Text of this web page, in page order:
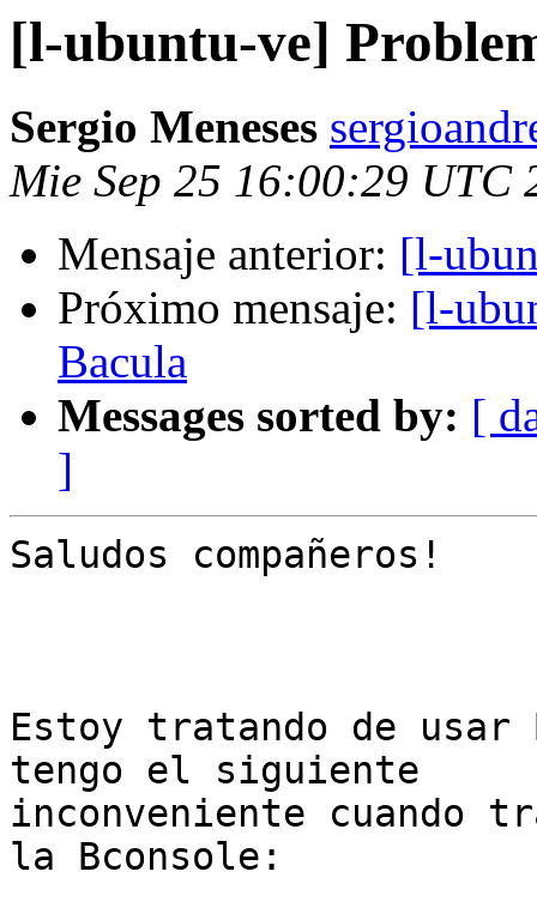
[l-ubuntu-ve]
Sergio Meneses
Mie Sep 25 16:00:29 UTC
Mensaje anterior: [l-
Próximo mensaje: [l-
Bacula
Messages sorted by: [
]
Saludos compañeros!
Estoy tratando de usar
tengo el siguiente
inconveniente cuando
la Bconsole: